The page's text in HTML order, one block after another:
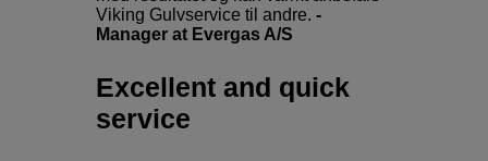
Viking Gulvservice til andre. -
Manager at Evergas A/S​
Excellent and quick
service